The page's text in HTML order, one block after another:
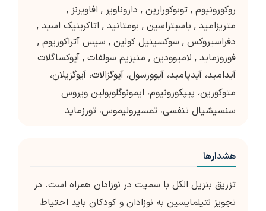
روکورونیوم , توبوکورارین , داروناویر , افاویرنز ,
متریزامید , باسیتراسین , بومتانید , اتاکرینیک اسید ,
دفراسیروکس , سوکسینیل کولین , سیس آتراکوریوم ,
فوروزماید , لامیوودین , منیزیم سولفات , آیوکساگلات
آیدامید، آیدپامید، آیوورسول، آیوگزالات، آیوگزیلان،
متوکورین، پیپکورونیوم، ایمونوگلوبولین ویروس
سنسیشیال تنفسی، تمسیرولیموس، تورزماید
هشدارها
تزریق بنزیل الکل با سمیت در نوزادان همراه است. در
تجویز نتیلمایسین به نوزادان و کودکان باید احتیاط